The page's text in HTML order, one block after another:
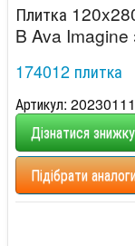
Плитка
B Ava Imagine
174012 плитка
Артикул:
Дізнатися
Підібрати